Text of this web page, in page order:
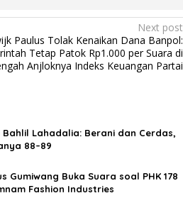
Next post
Paulus Tolak Kenaikan Dana Banpol:
Tetap Patok Rp1.000 per Suara di
Anjloknya Indeks Keuangan Partai
Bahlil Lahadalia: Berani dan Cerdas,
88–89
Gumiwang Buka Suara soal PHK 178
Fashion Industries